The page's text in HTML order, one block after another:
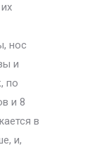
нос
и
по
и 8
в
и,